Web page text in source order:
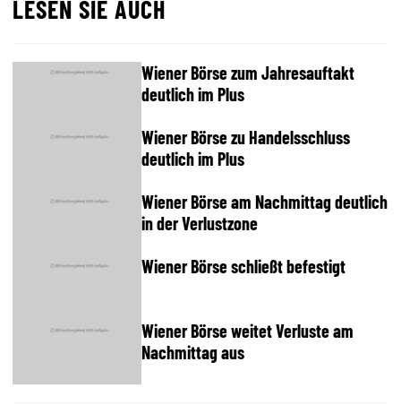
LESEN SIE AUCH
Wiener Börse zum Jahresauftakt
deutlich im Plus
Wiener Börse zu Handelsschluss
deutlich im Plus
Wiener Börse am Nachmittag deutlich
in der Verlustzone
Wiener Börse schließt befestigt
Wiener Börse weitet Verluste am
Nachmittag aus